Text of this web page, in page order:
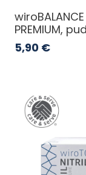
PREMIUM,
5,90 €